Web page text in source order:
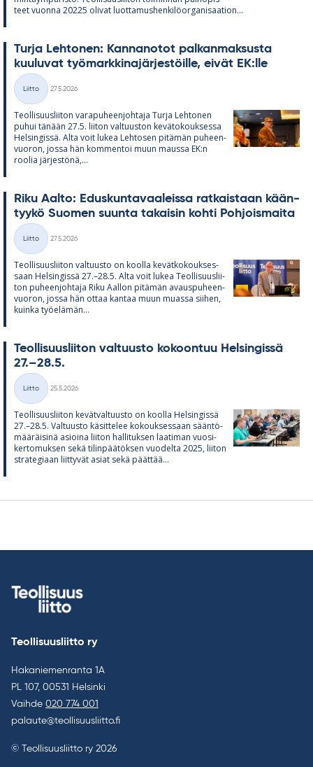
teet vuonna 20225 oli­vat luot­ta­mus­hen­ki­lö­or­ga­ni­saa­tion...
Turja Leh­to­nen: Kan­na­no­tot pal­kan­mak­susta
kuu­lu­vat työ­mark­ki­na­jär­jes­töille, ei­vät EK:lle
Kategoriat
Liitto
27.5.2026
Teol­li­suus­lii­ton va­ra­pu­heen­joh­taja Turja Leh­to­nen
pu­hui tä­nään 27.5. lii­ton val­tuus­ton ke­vä­to­kouk­sessa
Hel­sin­gissä. Alta voit lu­kea Leh­to­sen pi­tä­män pu­heen­
vuo­ron, jossa hän kom­men­toi muun maussa EK:n
roo­lia jär­jes­tönä,...
Riku Aalto: Edus­kun­ta­vaa­leissa rat­kais­taan kään­
tyykö Suo­men suunta ta­kai­sin kohti Poh­jois­maita
Kategoriat
Liitto
27.5.2026
Teol­li­suus­lii­ton val­tuusto on koolla ke­vät­ko­kouk­ses­
saan Hel­sin­gissä 27.–28.5. Alta voit lu­kea Teol­li­suus­lii­
ton pu­heen­joh­taja Riku Aal­lon pi­tä­män avaus­pu­heen­
vuo­ron, jossa hän ot­taa kan­taa muun muassa sii­hen,
kuinka työ­elä­män...
Teol­li­suus­lii­ton val­tuusto ko­koon­tuu Hel­sin­gissä
27.–28.5.
Kategoriat
Liitto
25.5.2026
Teol­li­suus­lii­ton ke­vät­val­tuusto on koolla Hel­sin­gissä
27.–28.5. Val­tuusto kä­sit­te­lee ko­kouk­ses­saan sään­tö­
mää­räi­sinä asioina lii­ton hal­li­tuk­sen laa­ti­man vuo­si­
ker­to­muk­sen sekä ti­lin­pää­tök­sen vuo­delta 2025, lii­ton
stra­te­gi­aan liit­ty­vät asiat sekä päät­tää...
Teollisuusliitto ry
Hakaniemenranta 1A
PL 107, 00531 Helsinki
Vaihde 020 774 001
palaute@teollisuusliitto.fi
© Teollisuusliitto ry 2026